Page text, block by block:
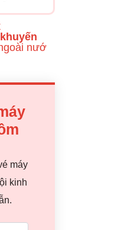
nướ
máy
kinh